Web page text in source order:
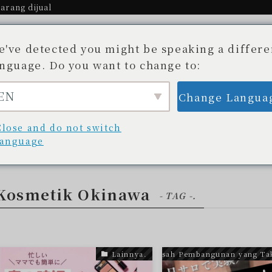
dijual
yang Tak Terungkap
Toko yang tersedia
Daftar toko Blog/
Okinawa - TAG -.
Lainnya. Kisah Pembangunan yang
detected you might be speaking a
Do you want to change to:
Change
and do not switch